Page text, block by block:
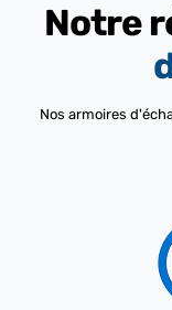
Notre
Nos armoires